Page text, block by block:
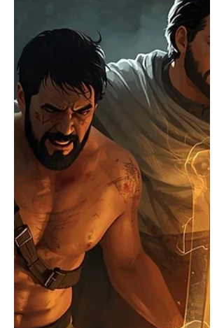
auf dem Gelände kam mir eine leichte
Schwere entgegen, was natürlich bei
einer psychiatrischen Einrichtung, nicht
weiter verwunderlich ist, irgendwo
muss der ganze Kram ja hin, der da
stellenweise ausgeleitet und fabriziert
wird. Es